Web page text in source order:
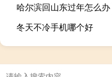
哈尔滨回山东过年怎么办
冬天不冷手机哪个好